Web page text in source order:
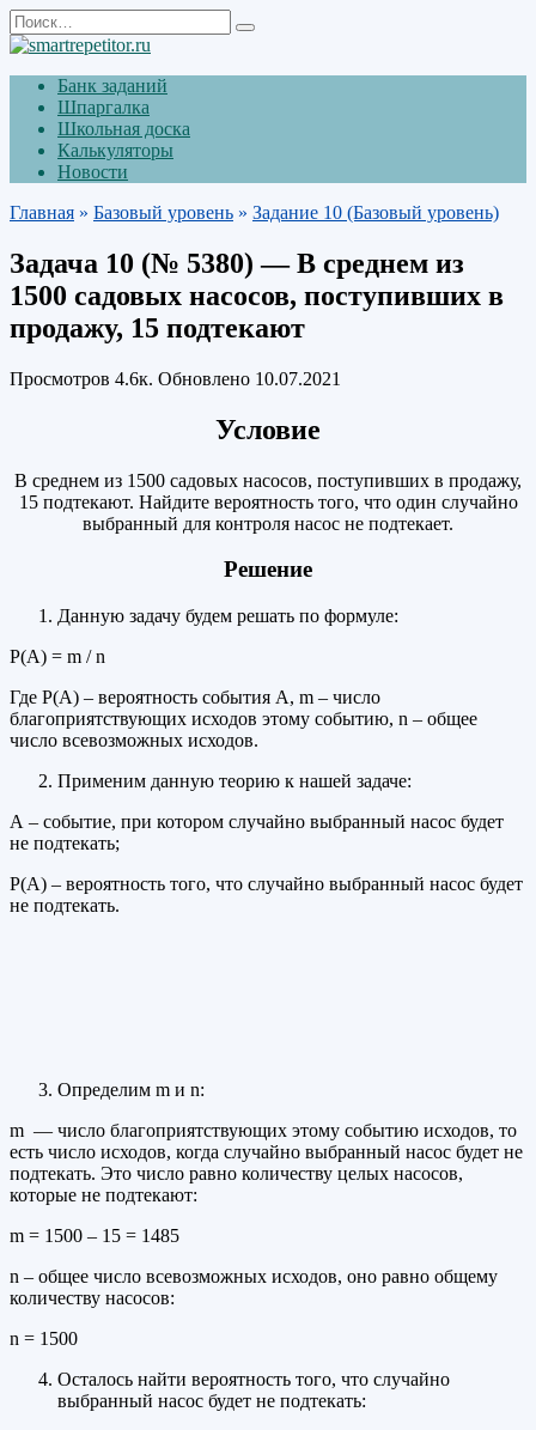
Перейти
к
содержанию
Search
for:
Банк заданий
Шпаргалка
Школьная доска
Калькуляторы
Новости
Главная » Базовый уровень » Задание 10 (Базовый уровень)
Задача 10 (№ 5380) — В среднем из
1500 садовых насосов, поступивших в
продажу, 15 подтекают
Просмотров 4.6к. Обновлено 10.07.2021
Условие
В среднем из 1500 садовых насосов, поступивших в продажу,
15 подтекают. Найдите вероятность того, что один случайно
выбранный для контроля насос не подтекает.
Решение
Данную задачу будем решать по формуле:
Р(А) = m / n
Где Р(А) – вероятность события А, m – число
благоприятствующих исходов этому событию, n – общее
число всевозможных исходов.
Применим данную теорию к нашей задаче:
А – событие, при котором случайно выбранный насос будет
не подтекать;
Р(А) – вероятность того, что случайно выбранный насос будет
не подтекать.
Определим m и n:
m — число благоприятствующих этому событию исходов, то
есть число исходов, когда случайно выбранный насос будет не
подтекать. Это число равно количеству целых насосов,
которые не подтекают:
m = 1500 – 15 = 1485
n – общее число всевозможных исходов, оно равно общему
количеству насосов:
n = 1500
Осталось найти вероятность того, что случайно
выбранный насос будет не подтекать: